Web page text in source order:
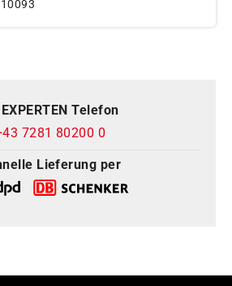
EXPERTEN Telefon
7281 80200 0
Lieferung per